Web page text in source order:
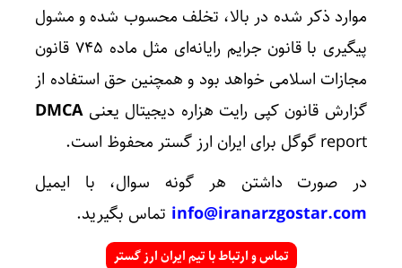
موارد ذکر شده در بالا، تخلف محسوب شده و مشول
پیگیری با قانون جرایم رایانه‌ای مثل ماده ۷۴۵ قانون
مجازات اسلامی خواهد بود و همچنین حق استفاده از
گزارش قانون کپی رایت هزاره دیجیتال یعنیDMCA
report گوگل برای ایران ارز گستر محفوظ است.
در صورت داشتن هر گونه سوال، با ایمیل
info@iranarzgostar.com تماس بگیرید.
تماس و ارتباط با تیم ایران ارز گستر